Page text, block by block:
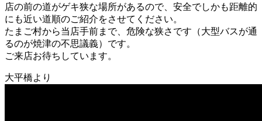
店の前の道がゲキ狭な場所があるので、安全でしかも距離的
にも近い道順のご紹介をさせてください。
たまご村から当店手前まで、危険な狭さです（大型バスが通
るのが焼津の不思議義）です。
ご来店お待ちしています。
大平橋より